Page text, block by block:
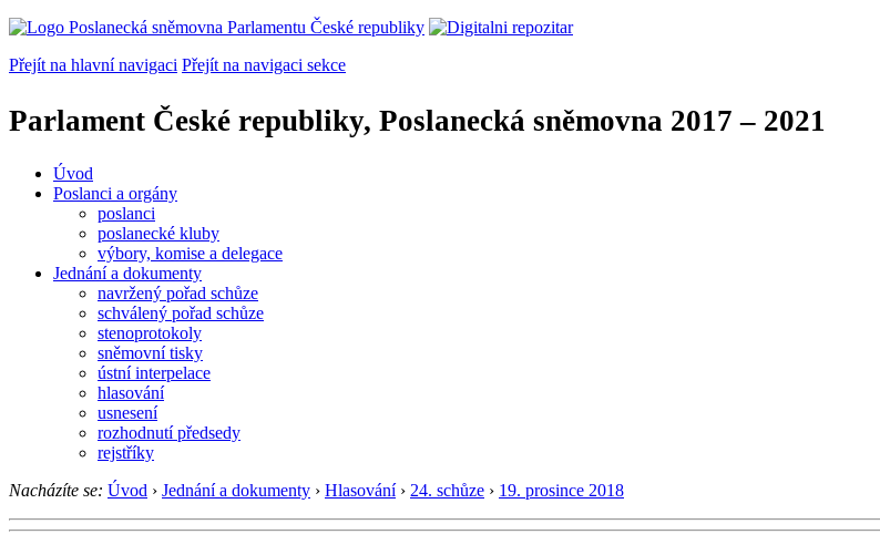
Přejít na hlavní navigaci Přejít na navigaci sekce
Parlament České republiky, Poslanecká sněmovna 2017 – 2021
Úvod
Poslanci a orgány
poslanci
poslanecké kluby
výbory, komise a delegace
Jednání a dokumenty
navržený pořad schůze
schválený pořad schůze
stenoprotokoly
sněmovní tisky
ústní interpelace
hlasování
usnesení
rozhodnutí předsedy
rejstříky
Nacházíte se: Úvod › Jednání a dokumenty › Hlasování › 24. schůze › 19. prosince 2018